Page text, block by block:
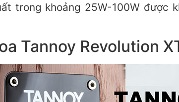
trong khoảng 25W-100W được
Tannoy Revolution